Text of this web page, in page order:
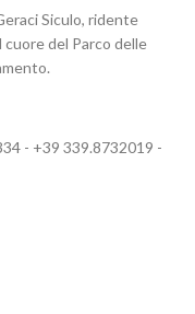
Siculo, ridente
del Parco delle
- +39 339.8732019 -